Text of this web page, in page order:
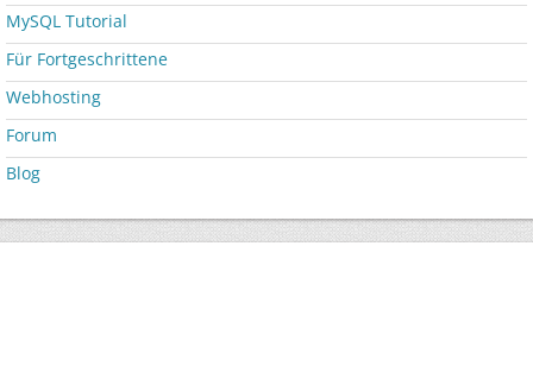
MySQL Tutorial
Für Fortgeschrittene
Webhosting
Forum
Blog